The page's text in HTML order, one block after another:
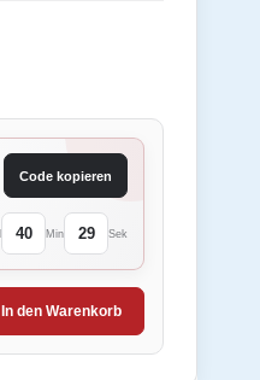
Code kopieren
40 Min 29 Sek
In den Warenkorb